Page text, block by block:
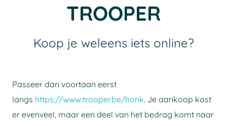
TROOPER
Koop je weleens iets online?
Passeer dan voortaan eerst
langs https://www.trooper.be/honk. Je aankoop kost
er evenveel, maar een deel van het bedrag komt naar